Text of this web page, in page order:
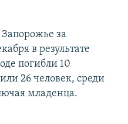
за
в результате
погибли 10
26 человек, среди
младенца.